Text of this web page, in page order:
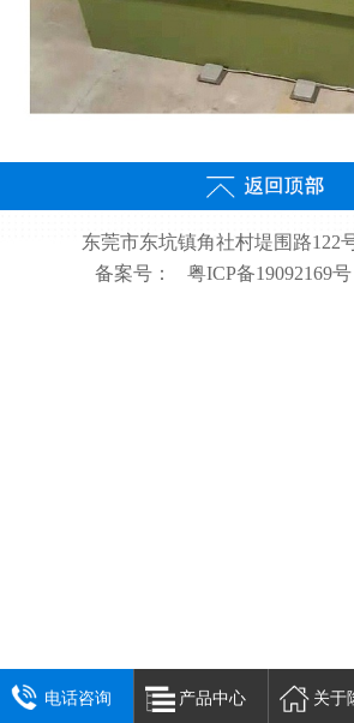
东莞市东坑镇角社村堤围路122
备案号：
粤ICP备19092169号
电话咨询 产品中心 关于